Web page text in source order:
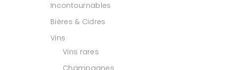
Incontournables
Bières & Cidres
Vins
Vins rares
Champagnes